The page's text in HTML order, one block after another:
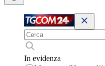
In evidenza